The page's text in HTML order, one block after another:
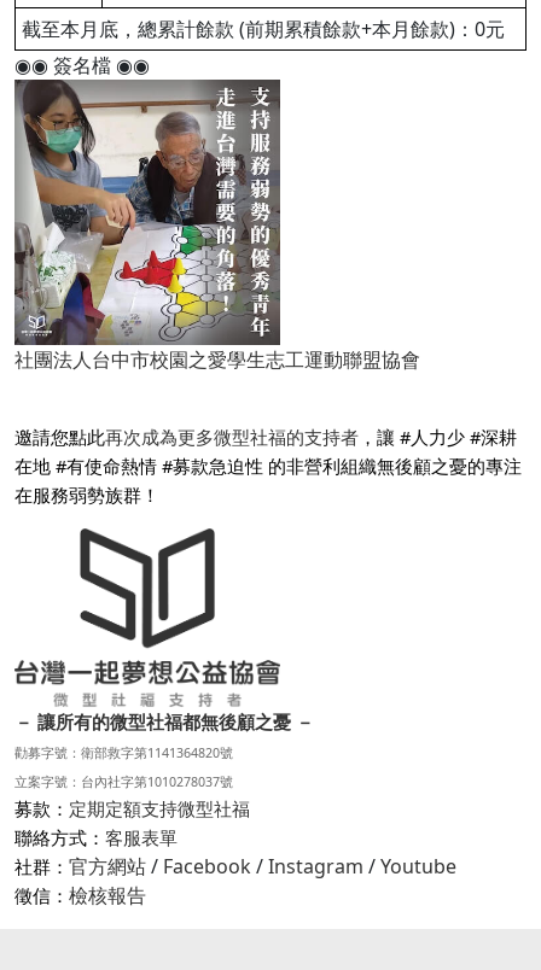
截至本月底，總累計餘款 (前期累積餘款+本月餘款)：0元
◉◉ 簽名檔 ◉◉
社團法人台中市校園之愛學生志工運動聯盟協會
邀請您點此再次成為更多微型社福的支持者 ，讓 #人力少 #深耕
在地 #有使命熱情 #募款急迫性 的非營利組織無後顧之憂的專注
在服務弱勢族群！
－ 讓所有的微型社福都無後顧之憂 －
勸募字號：衛部救字第1141364820號
立案字號：台內社字第1010278037號
募款： 定期定額支持微型社福
聯絡方式： 客服表單
社群： 官方網站/ Facebook/Instagram /Youtube
徵信： 檢核報告